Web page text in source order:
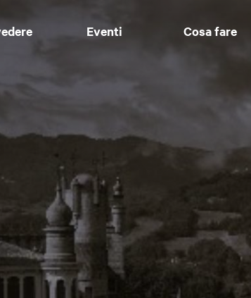
Eventi Cosa fare